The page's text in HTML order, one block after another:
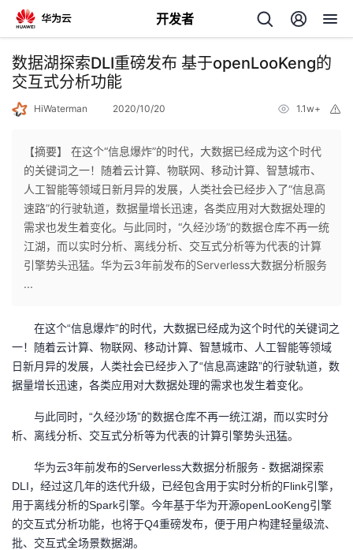
开发者
返
回
个
人
主
我
的
发
者
我
博
客
的
论
我
的
我
数据湖探索DLI重磅发布 基于openLooKeng的
交互式分析功能
HiWaterman 2020/10/20 1.1w+
【摘要】 在这个“信息爆炸”的时代，大数据已经成为这个时代
的关键词之一！随着云计算、物联网、移动计算、智慧城市、
人工智能等领域日新月异的发展，人类社会已经步入了“信息高
速路”的行驶轨道，数据量增长迅速，各类应用对大数据处理的
需求也发生着变化。与此同时，“久经沙场”的数据仓库不再一统
江湖，而以实时分析、离线分析、交互式分析等为代表的计算
引擎势头迅猛。华为云3年前发布的Serverless大数据分析服务
...
在这个“信息爆炸”的时代，大数据已经成为这个时代的关键词之
一！随着云计算、物联网、移动计算、智慧城市、人工智能等领域
日新月异的发展，人类社会已经步入了“信息高速路”的行驶轨道，数
据量增长迅速，各类应用对大数据处理的需求也发生着变化。
与此同时，“久经沙场”的数据仓库不再一统江湖，而以实时分
析、离线分析、交互式分析等为代表的计算引擎势头迅猛。
华为云3年前发布的Serverless大数据分析服务 - 数据湖探索
DLI，经过这几年的迭代升级，已经包含用于实时分析的Flink引擎，
用于离线分析的Spark引擎。今年基于华为开源openLooKeng引擎
的交互式分析功能，也将于Q4重磅发布，便于用户构建轻量级流、
批、交互式全场景数据湖。